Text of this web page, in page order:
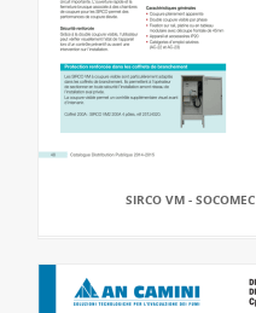
SIRCO VM - SOCOMEC